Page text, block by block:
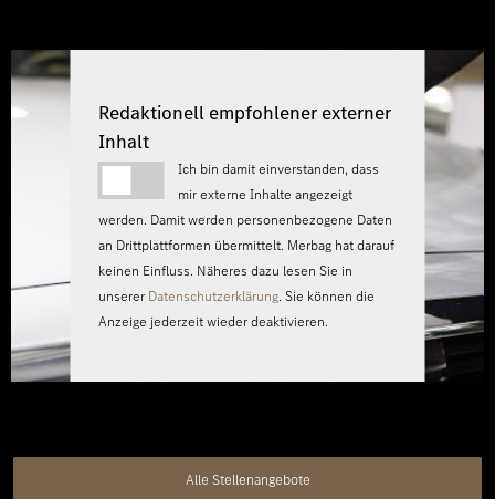
Redaktionell empfohlener externer
Inhalt
Ich bin damit einverstanden, dass
mir externe Inhalte angezeigt
werden. Damit werden personenbezogene Daten
an Drittplattformen übermittelt. Merbag hat darauf
keinen Einfluss. Näheres dazu lesen Sie in
unserer Datenschutzerklärung. Sie können die
Anzeige jederzeit wieder deaktivieren.
Alle Stellenangebote